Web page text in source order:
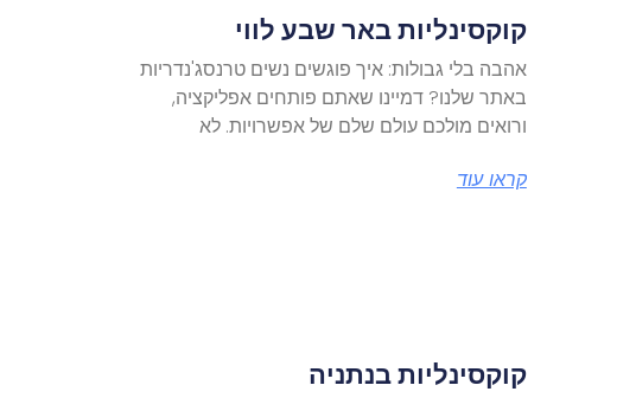
קוקסינליות באר שבע לווי
אהבה בלי גבולות: איך פוגשים נשים טרנסג'נדריות
באתר שלנו? דמיינו שאתם פותחים אפליקציה,
ורואים מולכם עולם שלם של אפשרויות. לא
קראו עוד
קוקסינליות בנתניה